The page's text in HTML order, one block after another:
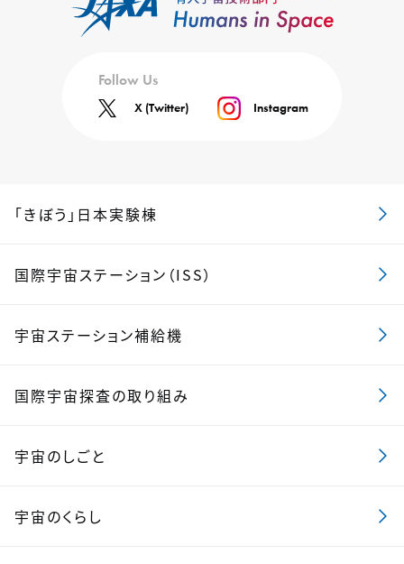
Follow Us
X (Twitter) Instagram
「きぼう」日本実験棟
国際宇宙ステーション（ISS）
宇宙ステーション補給機
国際宇宙探査の取り組み
宇宙のしごと
宇宙のくらし